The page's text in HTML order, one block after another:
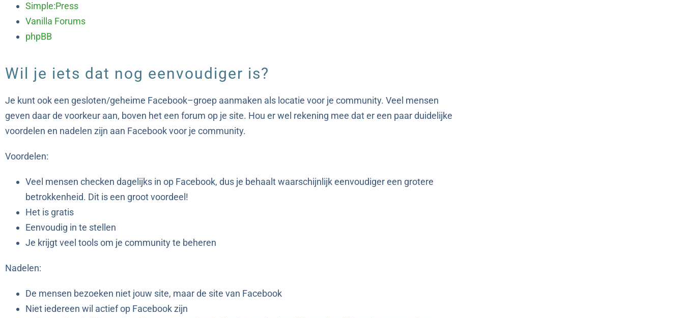
Simple:Press
Vanilla Forums
phpBB
Wil je iets dat nog eenvoudiger is?
Je kunt ook een gesloten/geheime Facebook–groep aanmaken als locatie voor je community. Veel mensen
geven daar de voorkeur aan, boven het een forum op je site. Hou er wel rekening mee dat er een paar duidelijke
voordelen en nadelen zijn aan Facebook voor je community.
Voordelen:
Veel mensen checken dagelijks in op Facebook, dus je behaalt waarschijnlijk eenvoudiger een grotere
betrokkenheid. Dit is een groot voordeel!
Het is gratis
Eenvoudig in te stellen
Je krijgt veel tools om je community te beheren
Nadelen:
De mensen bezoeken niet jouw site, maar de site van Facebook
Niet iedereen wil actief op Facebook zijn